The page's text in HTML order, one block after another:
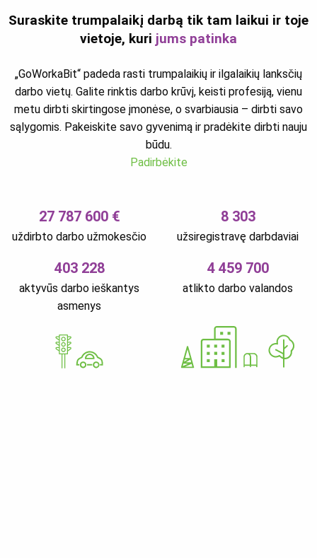
Suraskite trumpalaikį darbą tik tam laikui ir toje
vietoje, kuri jums patinka
„GoWorkaBit“ padeda rasti trumpalaikių ir ilgalaikių lanksčių
darbo vietų. Galite rinktis darbo krūvį, keisti profesiją, vienu
metu dirbti skirtingose įmonėse, o svarbiausia – dirbti savo
sąlygomis. Pakeiskite savo gyvenimą ir pradėkite dirbti nauju
būdu.
Padirbėkite
27 787 600 €
uždirbto darbo užmokesčio
8 303
užsiregistravę darbdaviai
403 228
aktyvūs darbo ieškantys
asmenys
4 459 700
atlikto darbo valandos